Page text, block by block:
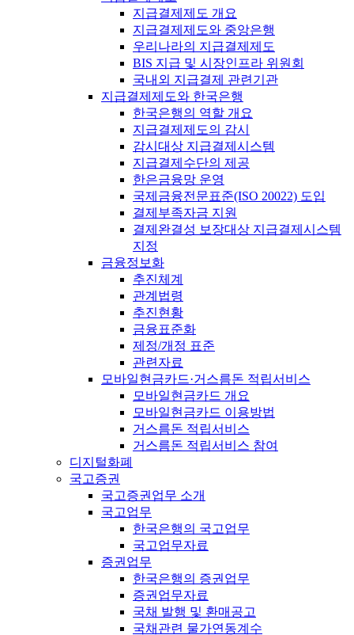
지급결제제도 개요
지급결제제도와 중앙은행
우리나라의 지급결제제도
BIS 지급 및 시장인프라 위원회
국내외 지급결제 관련기관
지급결제제도와 한국은행
한국은행의 역할 개요
지급결제제도의 감시
감시대상 지급결제시스템
지급결제수단의 제공
한은금융망 운영
국제금융전문표준(ISO 20022) 도입
결제부족자금 지원
결제완결성 보장대상 지급결제시스템
지정
금융정보화
추진체계
관계법령
추진현황
금융표준화
제정/개정 표준
관련자료
모바일현금카드·거스름돈 적립서비스
모바일현금카드 개요
모바일현금카드 이용방법
거스름돈 적립서비스
거스름돈 적립서비스 참여
디지털화폐
국고증권
국고증권업무 소개
국고업무
한국은행의 국고업무
국고업무자료
증권업무
한국은행의 증권업무
증권업무자료
국채 발행 및 환매공고
국채관련 물가연동계수